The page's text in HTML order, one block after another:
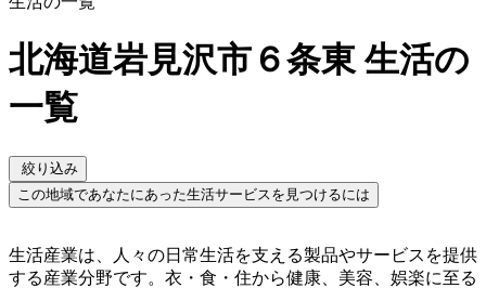
北海道岩見沢市６条東 生活の
一覧
絞り込み
この地域であなたにあった生活サービスを見つけるには
生活産業は、人々の日常生活を支える製品やサービスを提供
する産業分野です。衣・食・住から健康、美容、娯楽に至る